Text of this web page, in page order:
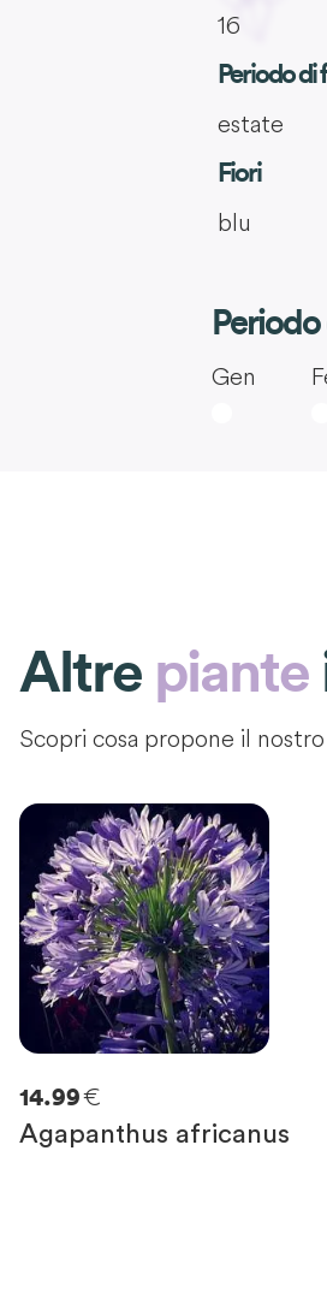
16
Periodo di
estate
Fiori
blu
Gen
Altre piante
Scopri cosa propone il
14.99€
Agapanthus africanus